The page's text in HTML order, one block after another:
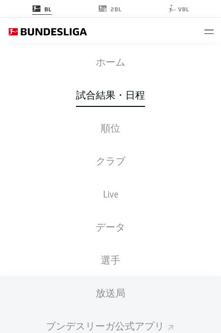
BL 2BL VBL
ホーム
試合結果・日程
順位
クラブ
Live
データ
選手
放送局
ブンデスリーガ公式アプリ
VFB TSG
スターティングメンバー
金, 05.02.2027 - 日, 07.02.2027
広告